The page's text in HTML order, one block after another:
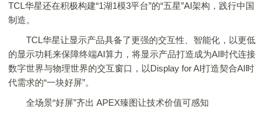
TCL华星还在积极构建“1湖1模3平台”的“五星”AI架构，践行中国
制造。
TCL华星让显示产品具备了更强的交互性、智能化，以更低
的显示功耗来保障终端AI算力，将显示产品打造成为AI时代连接
数字世界与物理世界的交互窗口，以Display for AI打造契合AI时
代需求的“一块好屏”。
全场景“好屏”齐出 APEX臻图让技术价值可感知